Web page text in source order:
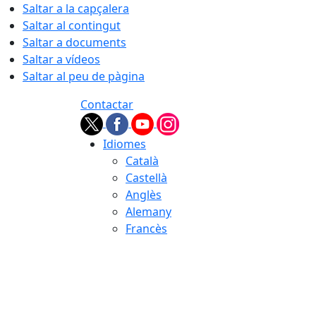
Saltar a la capçalera
Saltar al contingut
Saltar a documents
Saltar a vídeos
Saltar al peu de pàgina
Contactar
Idiomes
Català
Castellà
Anglès
Alemany
Francès